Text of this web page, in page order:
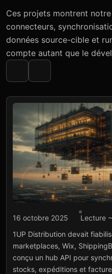
Ces projets montrent
connecteurs,
données source-cible et
compte autant que le
Intégration API
ShippingBo,
Voir le projet →
16 octobre 2025
Lecture
1UP Distribution devait
marketplaces, Wix,
conçu un hub API pour
stocks, expéditions et